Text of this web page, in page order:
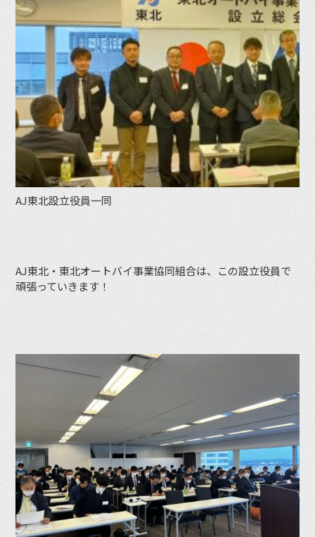
AJ東北設立役員一同
AJ東北・東北オートバイ事業協同組合は、この設立役員で
頑張っていきます！